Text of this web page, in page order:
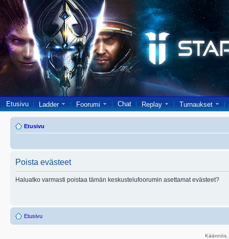
Etusivu Ladder Foorumi Chat Replay Turnaukset
Etusivu
Poista evästeet
Haluatko varmasti poistaa tämän keskustelufoorumin asettamat evästeet?
Etusivu